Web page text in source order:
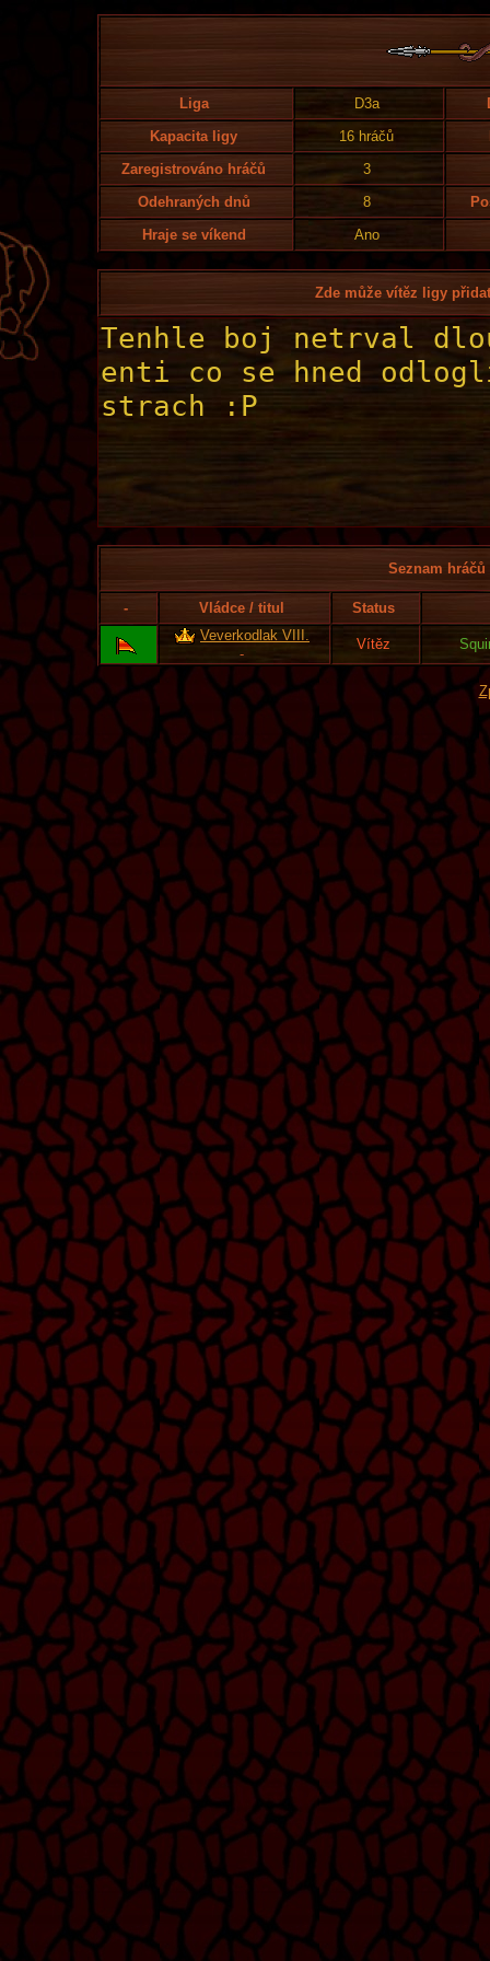
Liga D3a
Kapacita ligy
16 hráčů
Zaregistrováno hráčů
3
Odehraných dnů
8
Hraje se víkend
Ano
Zde může vítěz ligy
Seznam
- Vládce / titul
Status
Veverkodlak VIII.
-
Vítěz